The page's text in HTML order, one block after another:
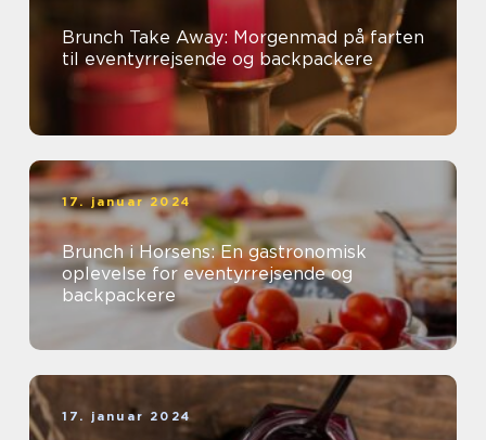
Brunch Take Away: Morgenmad på farten
til eventyrrejsende og backpackere
17. januar 2024
Brunch i Horsens: En gastronomisk
oplevelse for eventyrrejsende og
backpackere
17. januar 2024